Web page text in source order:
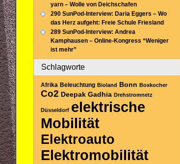
yarn – Wolle von Deichschafen
290 SunPod-Interview: Daria Eggers – Wo
das Herz aufgeht: Freie Schule Friesland
289 SunPod-Interview: Andrea
Kamphausen – Online-Kongress “Weniger
ist mehr”
Schlagworte
Afrika Beleuchtung Bioland Bonn Boxkocher
Co2 Deepak Gadhia Drehstromnetz
Düsseldorf elektrische
Mobilität
Elektroauto
Elektromobilität